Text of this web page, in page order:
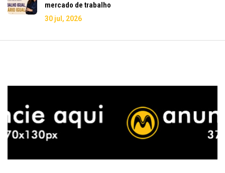
mercado de trabalho
30 jul, 2026